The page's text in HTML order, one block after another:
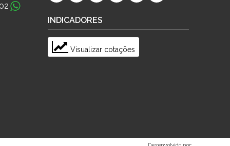
INDICADORES
Visualizar cotações